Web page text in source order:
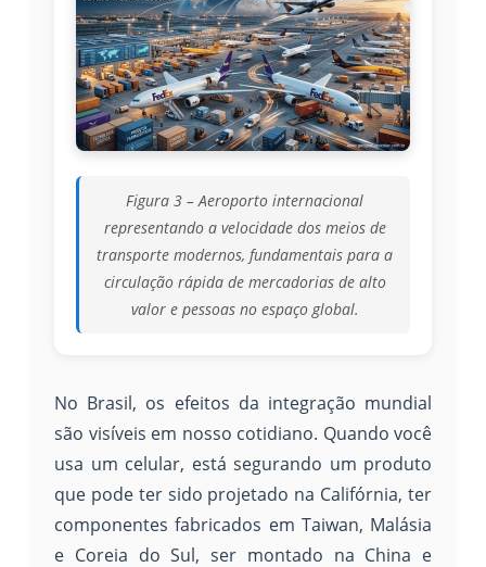
Figura 3 – Aeroporto internacional
representando a velocidade dos meios de
transporte modernos, fundamentais para a
circulação rápida de mercadorias de alto
valor e pessoas no espaço global.
No Brasil, os efeitos da integração mundial
são visíveis em nosso cotidiano. Quando você
usa um celular, está segurando um produto
que pode ter sido projetado na Califórnia, ter
componentes fabricados em Taiwan, Malásia
e Coreia do Sul, ser montado na China e